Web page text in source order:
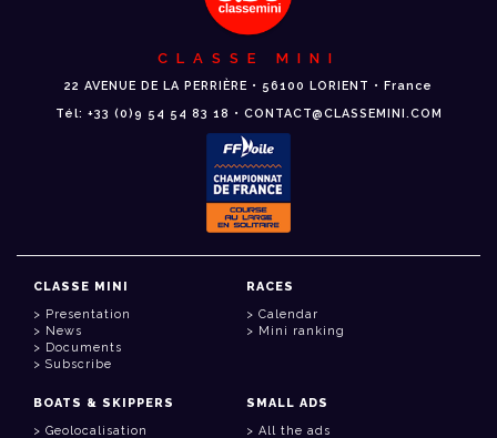
CLASSE MINI
22 AVENUE DE LA PERRIÈRE • 56100 LORIENT • France
Tél: +33 (0)9 54 54 83 18 • CONTACT@CLASSEMINI.COM
CLASSE MINI
Presentation
News
Documents
Subscribe
RACES
Calendar
Mini ranking
BOATS & SKIPPERS
Geolocalisation
SMALL ADS
All the ads